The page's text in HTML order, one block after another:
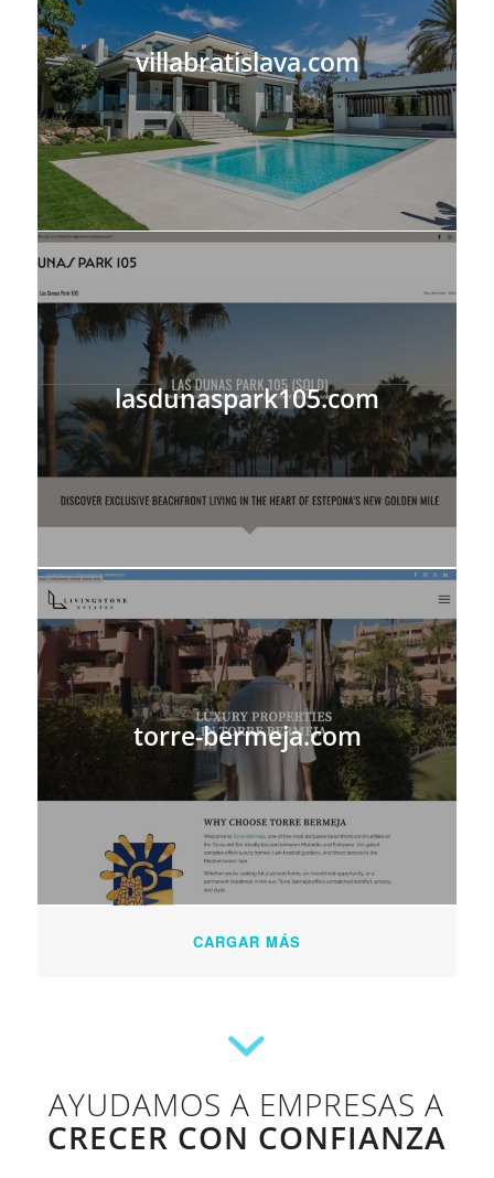
villabratislava.com
lasdunaspark105.com
torre-bermeja.com
CARGAR MÁS
AYUDAMOS A EMPRESAS A
CRECER CON CONFIANZA